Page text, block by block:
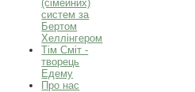
(сімейних)
систем за
Бертом
Хеллінгером
Тім Сміт -
творець
Едему
Про нас